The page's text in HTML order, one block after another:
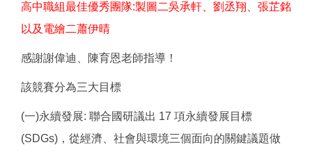
高中職組最佳優秀團隊:製圖二吳承軒、劉丞翔、張芷銘
以及電繪二蕭伊晴
感謝謝偉迪、陳育恩老師指導！
該競賽分為三大目標
(一)永續發展: 聯合國研議出 17 項永續發展目標
(SDGs)，從經濟、社會與環境三個面向的關鍵議題做